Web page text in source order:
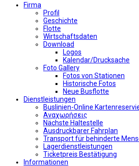
Firma
Profil
Geschichte
Flotte
Wirtschaftsdaten
Download
Logos
Kalendar/Drucksache
Foto Gallery
Fotos von Stationen
Historische Fotos
Neue Busflotte
Dienstleistungen
Buslinien-Online
Αναχωρήσεις
Nächste Haltestelle
Αusdruckbarer Fahrplan
Transport für behinderte
Lagerdienstleistungen
Ticketpreis Bestätigung
Informationen